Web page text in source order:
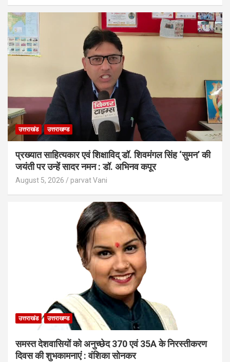
उत्तराखंड उत्तराखण्ड
प्रख्यात साहित्यकार एवं शिक्षाविद् डॉ. शिवमंगल सिंह ‘सुमन’ की
जयंती पर उन्हें सादर नमन : डॉ. अभिनव कपूर
August 5, 2026 parvat Vani
उत्तराखंड उत्तराखण्ड
समस्त देशवासियों को अनुच्छेद 370 एवं 35A के निरस्तीकरण
दिवस की शुभकामनाएं : वंशिका सोनकर